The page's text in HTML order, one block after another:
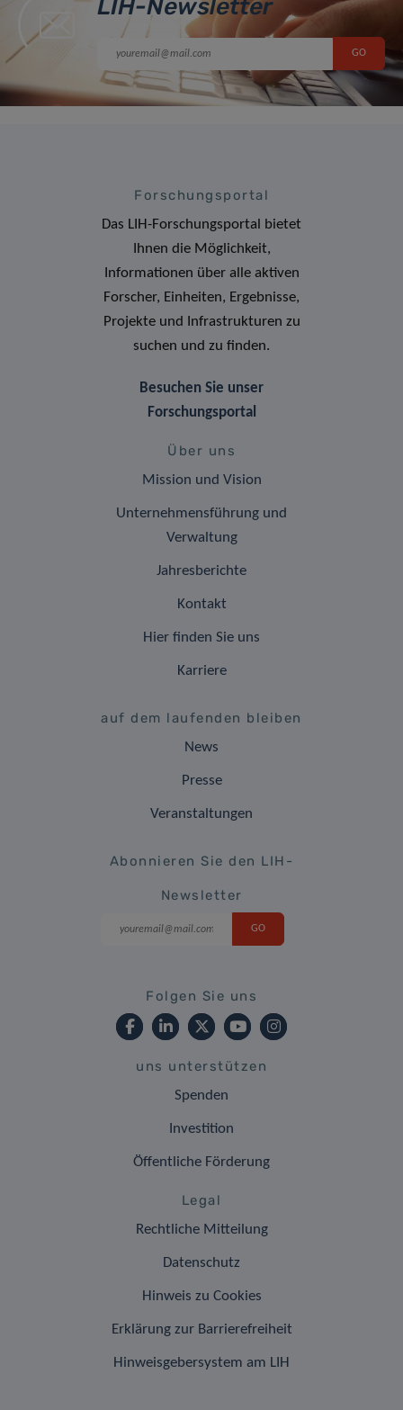
LIH-Newsletter
Forschungsportal
Das LIH-Forschungsportal bietet
Ihnen die Möglichkeit,
Informationen über alle aktiven
Forscher, Einheiten, Ergebnisse,
Projekte und Infrastrukturen zu
suchen und zu finden.
Besuchen Sie unser
Forschungsportal
Über uns
Mission und Vision
Unternehmensführung und
Verwaltung
Jahresberichte
Kontakt
Hier finden Sie uns
Karriere
auf dem laufenden bleiben
News
Presse
Veranstaltungen
Abonnieren Sie den LIH-
Newsletter
Folgen Sie uns
uns unterstützen
Spenden
Investition
Öffentliche Förderung
Legal
Rechtliche Mitteilung
Datenschutz
Hinweis zu Cookies
Erklärung zur Barrierefreiheit
Hinweisgebersystem am LIH